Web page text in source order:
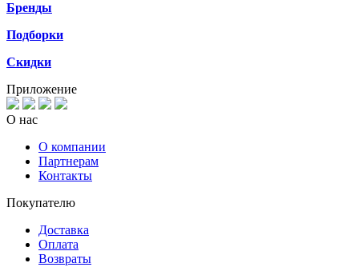
Бренды
Подборки
Скидки
Приложение
О нас
О компании
Партнерам
Контакты
Покупателю
Доставка
Оплата
Возвраты